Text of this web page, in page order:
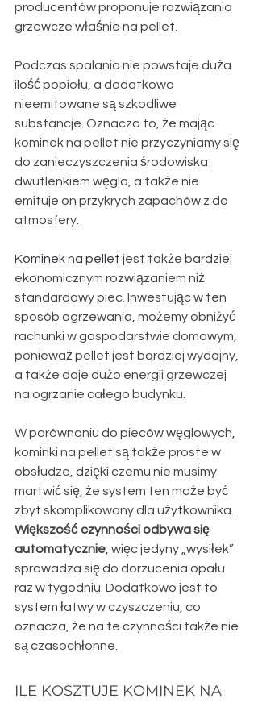
producentów proponuje rozwiązania
grzewcze właśnie na pellet.
Podczas spalania nie powstaje duża
ilość popiołu, a dodatkowo
nieemitowane są szkodliwe
substancje. Oznacza to, że mając
kominek na pellet nie przyczyniamy się
do zanieczyszczenia środowiska
dwutlenkiem węgla, a także nie
emituje on przykrych zapachów z do
atmosfery.
Kominek na pellet jest także bardziej
ekonomicznym rozwiązaniem niż
standardowy piec. Inwestując w ten
sposób ogrzewania, możemy obniżyć
rachunki w gospodarstwie domowym,
ponieważ pellet jest bardziej wydajny,
a także daje dużo energii grzewczej
na ogrzanie całego budynku.
W porównaniu do pieców węglowych,
kominki na pellet są także proste w
obsłudze, dzięki czemu nie musimy
martwić się, że system ten może być
zbyt skomplikowany dla użytkownika.
Większość czynności odbywa się
automatycznie, więc jedyny „wysiłek”
sprowadza się do dorzucenia opału
raz w tygodniu. Dodatkowo jest to
system łatwy w czyszczeniu, co
oznacza, że na te czynności także nie
są czasochłonne.
ILE KOSZTUJE KOMINEK NA